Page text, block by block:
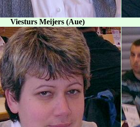
Viesturs Meijers (Aue)